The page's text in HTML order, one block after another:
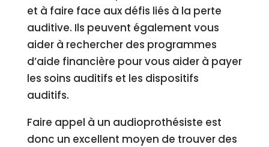
et à faire face aux défis liés à la perte
auditive. Ils peuvent également vous
aider à rechercher des programmes
d’aide financière pour vous aider à payer
les soins auditifs et les dispositifs
auditifs.
Faire appel à un audioprothésiste est
donc un excellent moyen de trouver des